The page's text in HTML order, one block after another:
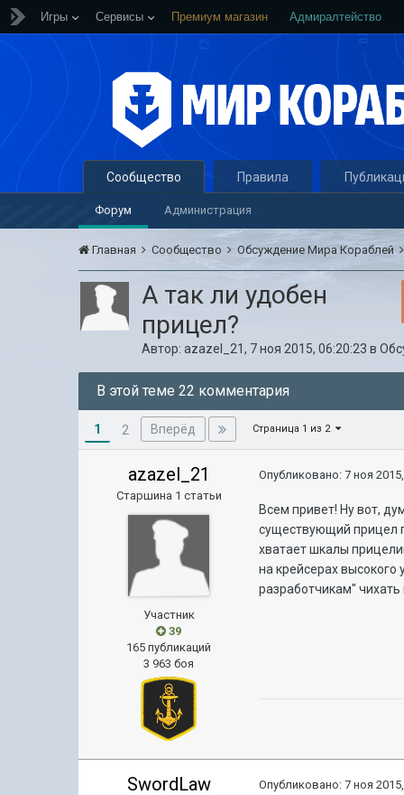
Игры Сервисы Премиум магазин Адмиралтейство
Сообщество
Форум Администрация
Правила
Главная Сообщество Обсуждение Мира Кораблей
А так ли удобен
прицел?
Автор:azazel_21, 7 ноя 2015, 06:20:23 в
В этой теме 22 комментария
1 2 Вперёд Страница 1 из 2
azazel_21
Старшина 1 статьи
Участник
39
165 публикаций
3 963 боя
Опубликовано:7 ноя
Всем привет! Ну вот,
существующий прицел
хватает шкалы
на крейсерах
разработчикам" чихать
SwordLaw Опубликовано:7 ноя